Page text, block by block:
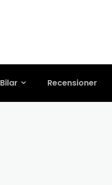
Bilar Recensioner